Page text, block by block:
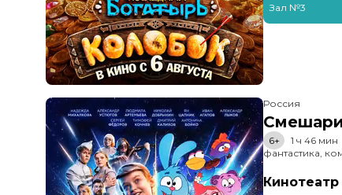
Зал №3
Россия
6+
1 ч 46 мин
фантастика,